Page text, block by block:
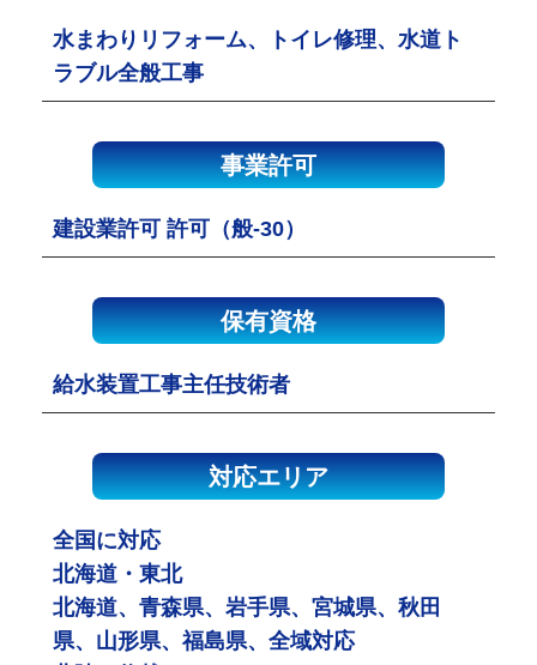
水まわりリフォーム、トイレ修理、水道ト
ラブル全般工事
事業許可
建設業許可 許可（般-30）
保有資格
給水装置工事主任技術者
対応エリア
全国に対応
北海道・東北
北海道、青森県、岩手県、宮城県、秋田
県、山形県、福島県、全域対応